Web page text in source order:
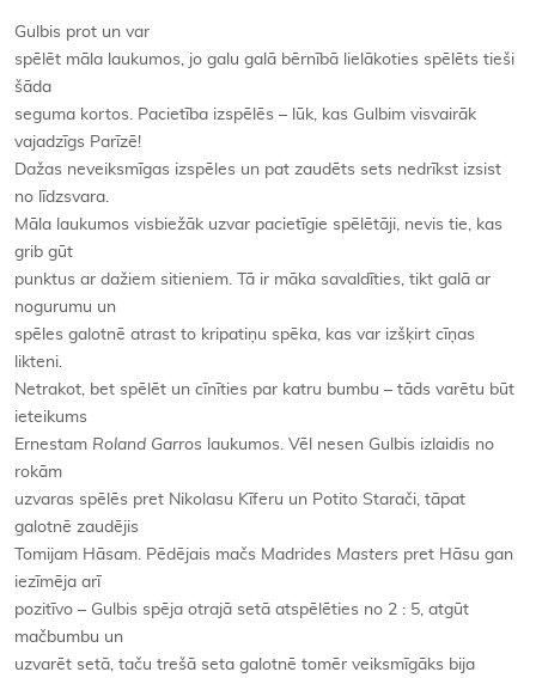
Gulbis prot un var
spēlēt māla laukumos, jo galu galā bērnībā lielākoties spēlēts tieši
šāda
seguma kortos. Pacietība izspēlēs – lūk, kas Gulbim visvairāk
vajadzīgs Parīzē!
Dažas neveiksmīgas izspēles un pat zaudēts sets nedrīkst izsist
no līdzsvara.
Māla laukumos visbiežāk uzvar pacietīgie spēlētāji, nevis tie, kas
grib gūt
punktus ar dažiem sitieniem. Tā ir māka savaldīties, tikt galā ar
nogurumu un
spēles galotnē atrast to kripatiņu spēka, kas var izšķirt cīņas
likteni.
Netrakot, bet spēlēt un cīnīties par katru bumbu – tāds varētu būt
ieteikums
Ernestam Roland Garros laukumos. Vēl nesen Gulbis izlaidis no
rokām
uzvaras spēlēs pret Nikolasu Kīferu un Potito Starači, tāpat
galotnē zaudējis
Tomijam Hāsam. Pēdējais mačs Madrides Masters pret Hāsu gan
iezīmēja arī
pozitīvo – Gulbis spēja otrajā setā atspēlēties no 2 : 5, atgūt
mačbumbu un
uzvarēt setā, taču trešā seta galotnē tomēr veiksmīgāks bija